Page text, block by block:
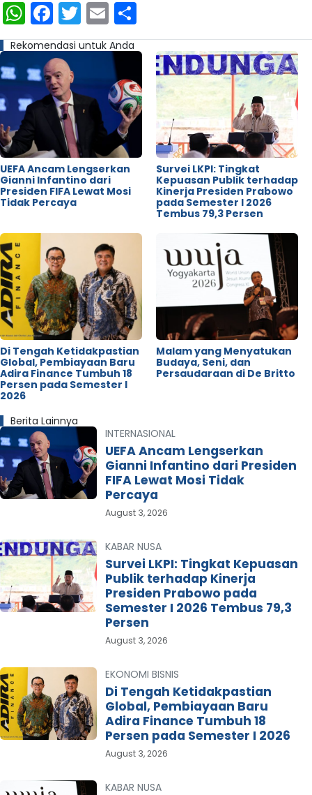
WhatsApp
Facebook
Twitter
Email
Rekomendasi untuk Anda
UEFA Ancam Lengserkan
Gianni Infantino dari
Presiden FIFA Lewat Mosi
Tidak Percaya
Survei LKPI: Tingkat
Kepuasan Publik terhadap
Kinerja Presiden Prabowo
pada Semester I 2026
Tembus 79,3 Persen
Di Tengah Ketidakpastian
Global, Pembiayaan Baru
Adira Finance Tumbuh 18
Persen pada Semester I
2026
Malam yang Menyatukan
Budaya, Seni, dan
Persaudaraan di De Britto
Berita Lainnya
INTERNASIONAL
UEFA Ancam Lengserkan
Gianni Infantino dari Presiden
FIFA Lewat Mosi Tidak
Percaya
August 3, 2026
KABAR NUSA
Survei LKPI: Tingkat Kepuasan
Publik terhadap Kinerja
Presiden Prabowo pada
Semester I 2026 Tembus 79,3
Persen
August 3, 2026
EKONOMI BISNIS
Di Tengah Ketidakpastian
Global, Pembiayaan Baru
Adira Finance Tumbuh 18
Persen pada Semester I 2026
August 3, 2026
KABAR NUSA